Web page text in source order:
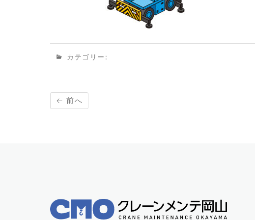
カテゴリー:
← 前へ